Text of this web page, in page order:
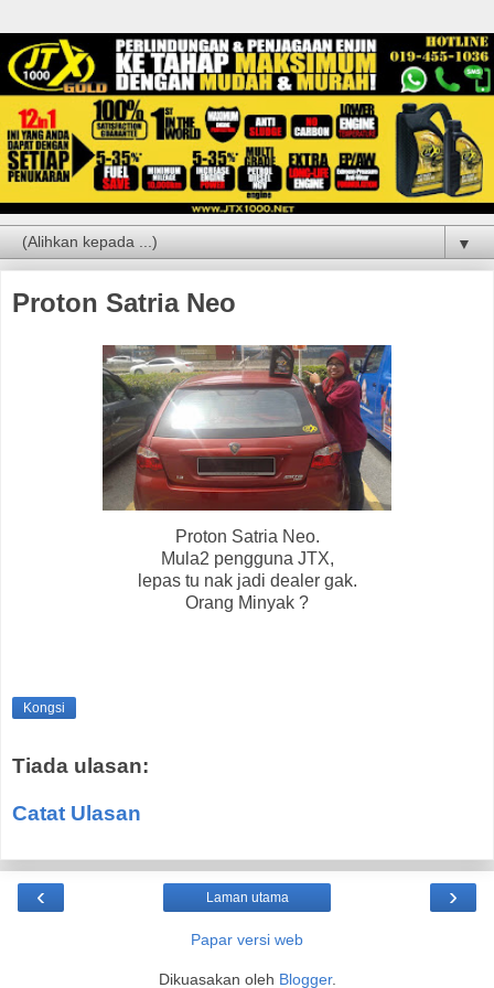
▼
Proton Satria Neo
Proton Satria Neo.
Mula2 pengguna JTX,
lepas tu nak jadi dealer gak.
Orang Minyak ?
Kongsi
Tiada ulasan:
Catat Ulasan
‹ ›
Laman utama
Papar versi web
Dikuasakan oleh Blogger.